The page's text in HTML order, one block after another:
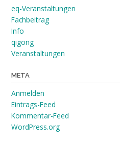
eq-Veranstaltungen
Fachbeitrag
Info
qigong
Veranstaltungen
META
Anmelden
Eintrags-Feed
Kommentar-Feed
WordPress.org